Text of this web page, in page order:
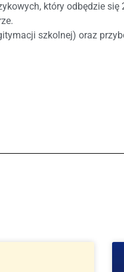
który odbędzie się
szkolnej) oraz